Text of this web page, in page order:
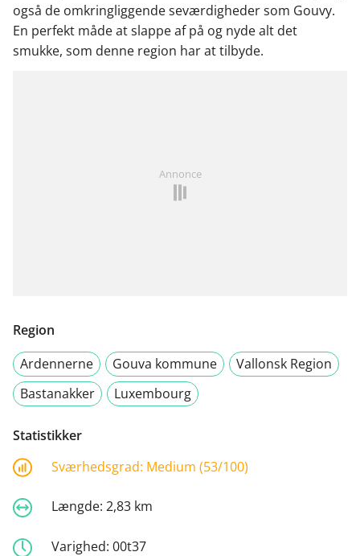
også de omkringliggende seværdigheder som Gouvy.
En perfekt måde at slappe af på og nyde alt det
smukke, som denne region har at tilbyde.
Annonce
Region
Ardennerne
Gouva kommune
Vallonsk Region
Bastanakker
Luxembourg
Statistikker
Sværhedsgrad: Medium (53/100)
Længde: 2,83 km
Varighed: 00t37